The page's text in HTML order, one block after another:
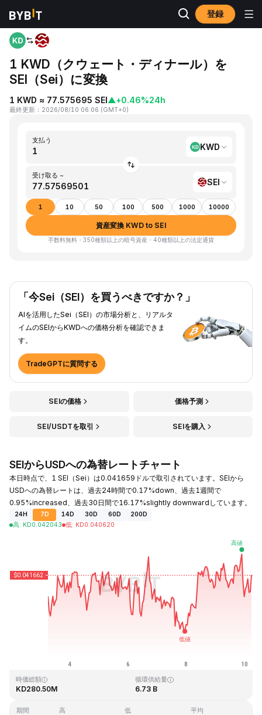
登録
ホーム KWD to SEI
1 KWD（クウェート・ディナール）を
SEI（Sei）に変換
1 KWD ≈ 77.575695 SEI▲+0.46%24h
最終更新 ： 2026/08/10 06:06 (GMT+0)
支払う
KWD
受け取る ~
SEI
1 10 50 100 500 1000 10000
資産変換 KWD to SEI
手数料無料・350種類以上の暗号資産・40種類以上の法定通貨
「今Sei（SEI）を買うべきですか？」
AIを活用したSei（SEI）の市場分析と、リアルタ
イムのSEIからKWDへの価格分析を確認できま
す。
TradeGPTに質問する
SEIの価格 価格予測
SEI/USDTを取引 SEIを購入
SEIからUSDへの為替レートチャート
本日時点で、1 SEI（Sei）は0.041659ドルで取引されています。SEIから
USDへの為替レートは、過去24時間で0.17%down、過去1週間で
0.95%increased、過去30日間で16.17%slightly downwardしています。
24H 7D 14D 30D 60D
200D
高: KD0.042043 低: KD0.040620
時価総額
KD280.50M
循環供給量
6.73 B
期間 高 低 平均